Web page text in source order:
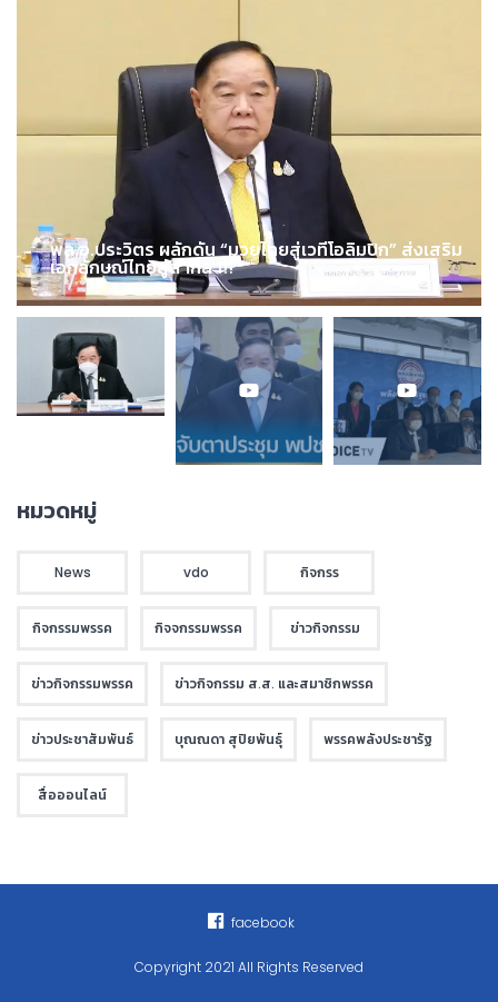
พล.อ.ประวิตร ผลักดัน “มวยไทยสู่เวทีโอลิมปิก” ส่งเสริม
เอกลักษณ์ไทยสู่สากล !!!
หมวดหมู่
News vdo กิจกรร
กิจกรรมพรรค กิจจกรรมพรรค ข่าวกิจกรรม
ข่าวกิจกรรมพรรค ข่าวกิจกรรม ส.ส. และสมาชิกพรรค
ข่าวประชาสัมพันธ์ บุณณดา สุปิยพันธุ์ พรรคพลังประชารัฐ
สื่อออนไลน์
facebook
Copyright 2021 All Rights Reserved